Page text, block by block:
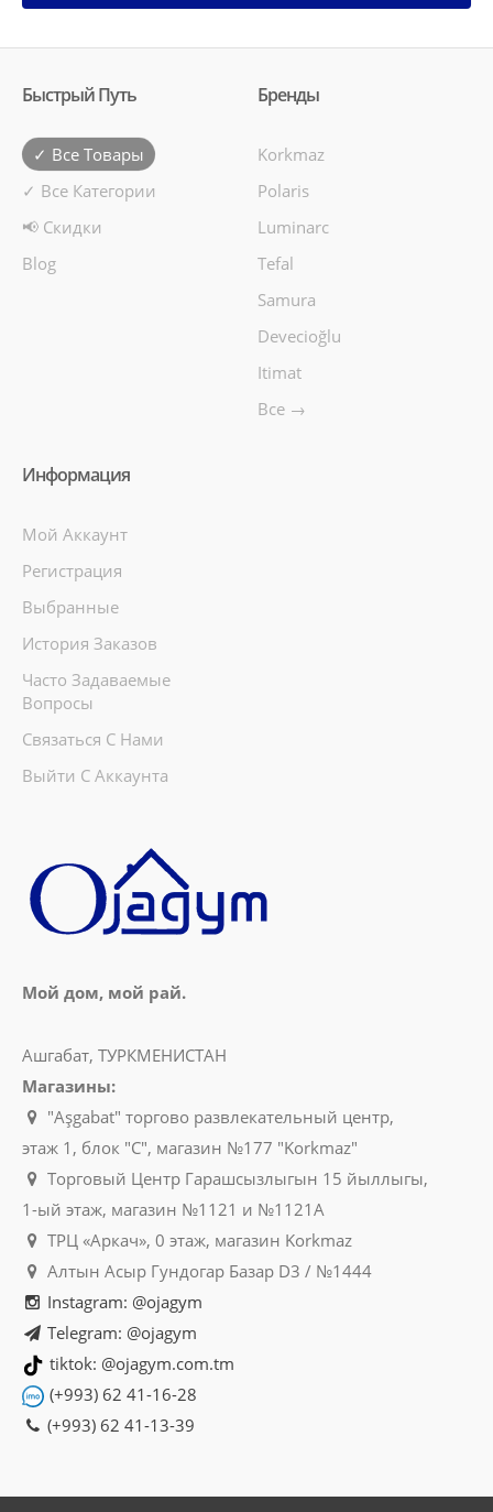
Быстрый Путь
✓ Все Товары
✓ Все Категории
📢 Скидки
Blog
Бренды
Korkmaz
Polaris
Luminarc
Tefal
Samura
Devecioğlu
Itimat
Все →
Информация
Мой Аккаунт
Регистрация
Выбранные
История Заказов
Часто Задаваемые
Вопросы
Связаться С Нами
Выйти С Аккаунта
Мой дом, мой рай.
Ашгабат, ТУРКМЕНИСТАН
Магазины:
"Aşgabat" торгово развлекательный центр,
этаж 1, блок "C", магазин №177 "Korkmaz"
Торговый Центр Гарашсызлыгын 15 йыллыгы,
1-ый этаж, магазин №1121 и №1121A
ТРЦ «Аркач», 0 этаж, магазин Korkmaz
Алтын Асыр Гундогар Базар D3 / №1444
Instagram: @ojagym
Telegram: @ojagym
tiktok: @ojagym.com.tm
(+993) 62 41-16-28
(+993) 62 41-13-39